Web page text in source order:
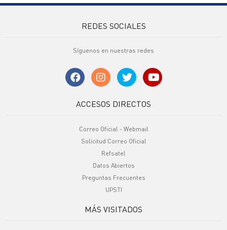
REDES SOCIALES
Síguenos en nuestras redes
ACCESOS DIRECTOS
Correo Oficial - Webmail
Solicitud Correo Oficial
Refsatel
Datos Abiertos
Preguntas Frecuentes
UPSTI
MÁS VISITADOS